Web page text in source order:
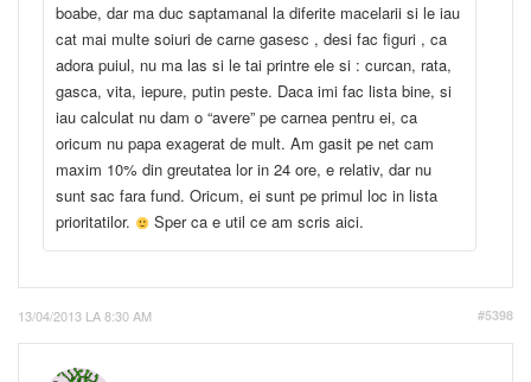
boabe, dar ma duc saptamanal la diferite macelarii si le iau
cat mai multe soiuri de carne gasesc , desi fac figuri , ca
adora puiul, nu ma las si le tai printre ele si : curcan, rata,
gasca, vita, iepure, putin peste. Daca imi fac lista bine, si
iau calculat nu dam o “avere” pe carnea pentru ei, ca
oricum nu papa exagerat de mult. Am gasit pe net cam
maxim 10% din greutatea lor in 24 ore, e relativ, dar nu
sunt sac fara fund. Oricum, ei sunt pe primul loc in lista
prioritatilor.
Sper ca e util ce am scris aici.
13/04/2013 LA 8:30 AM #5398